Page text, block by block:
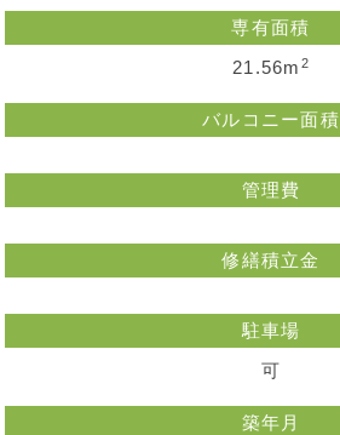
専有面積
21.56m 2
バルコニー面積
管理費
修繕積立金
駐車場
可
築年月